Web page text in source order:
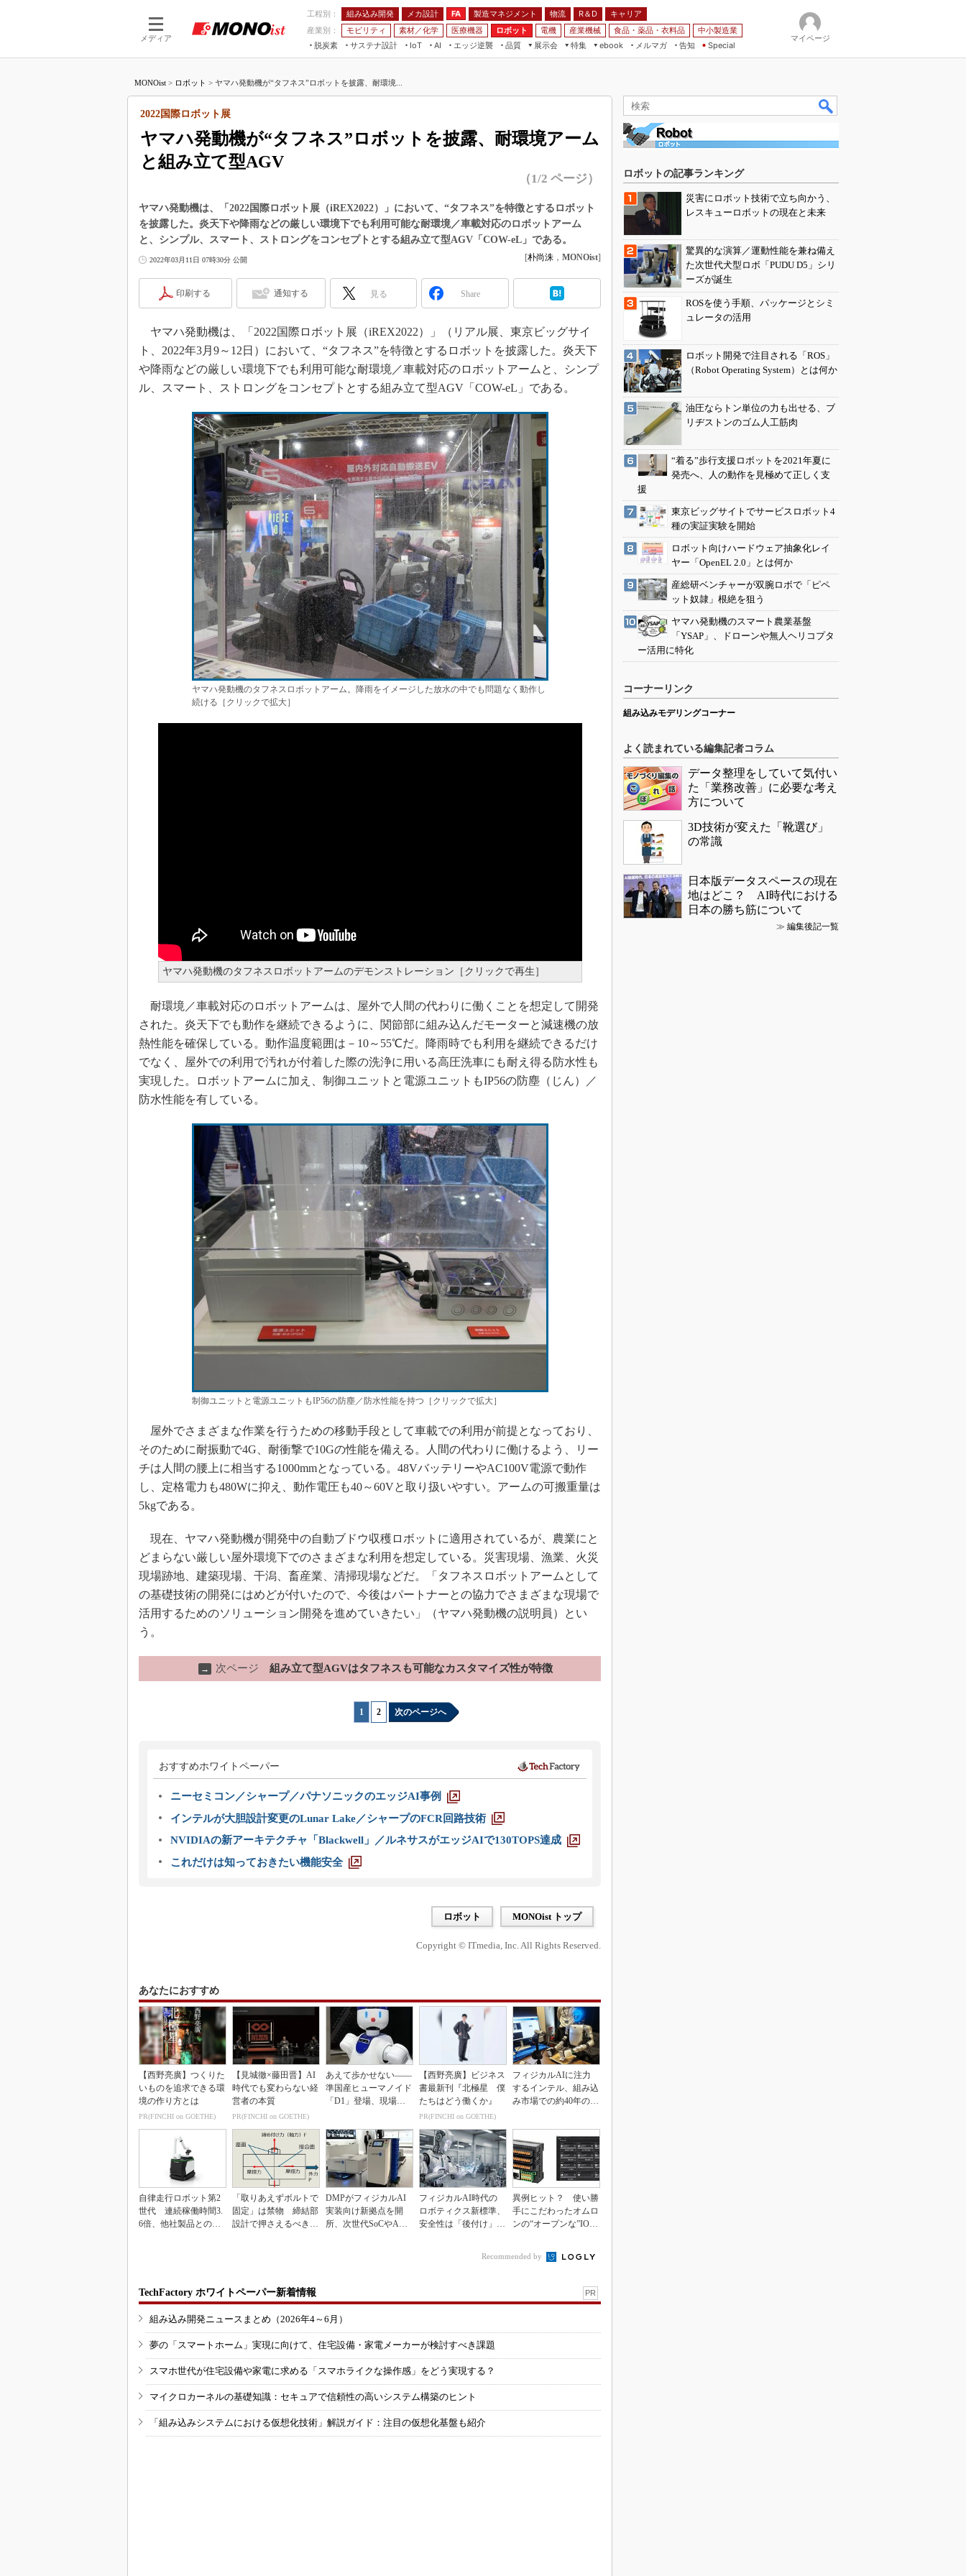
メディア
工程別： 組み込み開発 メカ設計 FA 製造マネジメント 物流 R＆D
キャリア
産業別：
モビリティ 素材／化学 医療機器 ロボット 電機 産業機械 食品・薬品・衣料品
中小製造業
脱炭素
サステナ設計
IoT
つながる工場
AI
AI×設備保全
エッジ逆襲 品質
展示会
JIMTOF
IIFES
TECHNO-FRONTIER
人テク展
日本ものづくりワールド
産業オープンネット展
特集
VR／AR
フィールドサービス
組み込みモデリング
Windows Embedded
3Dプリンタ
デジタルツインとCAE
S＆OP
インダストリー4.0
イノベーション
製造業ビッグデータ
メイドインジャパン
植物工場
知財マネジメント
海外生産
グローバル設計・開発
制御セキュリティ
新型コロナへの対応
ebook
FA
メルマガ
告知 Special
マイページ
MONOist > ロボット > ヤマハ発動機が“タフネス”ロボットを披露、耐環境...
ヤマハ発動機が“タフネス”ロボットを披露、耐環境アーム
と組み立て型AGV
2022国際ロボット展
（1/2 ページ）
ヤマハ発動機は、「2022国際ロボット展（iREX2022）」において、“タフネス”を特徴とするロボット
を披露した。炎天下や降雨などの厳しい環境下でも利用可能な耐環境／車載対応のロボットアーム
と、シンプル、スマート、ストロングをコンセプトとする組み立て型AGV「COW-eL」である。
2022年03月11日 07時30分 公開 [朴尚洙 ， MONOist]
印刷する 通知する 見る Share
ヤマハ発動機は、「2022国際ロボット展（iREX2022）」（リアル展、東京ビッグサイ
ト、2022年3月9～12日）において、“タフネス”を特徴とするロボットを披露した。炎天下
や降雨などの厳しい環境下でも利用可能な耐環境／車載対応のロボットアームと、シンプ
ル、スマート、ストロングをコンセプトとする組み立て型AGV「COW-eL」である。
ヤマハ発動機のタフネスロボットアーム。降雨をイメージした放水の中でも問題なく動作し
続ける［クリックで拡大］
ヤマハ発動機のタフネスロボットアームのデモンストレーション［クリックで再生］
耐環境／車載対応のロボットアームは、屋外で人間の代わりに働くことを想定して開発
された。炎天下でも動作を継続できるように、関節部に組み込んだモーターと減速機の放
熱性能を確保している。動作温度範囲は－10～55℃だ。降雨時でも利用を継続できるだけ
でなく、屋外での利用で汚れが付着した際の洗浄に用いる高圧洗車にも耐え得る防水性も
実現した。ロボットアームに加え、制御ユニットと電源ユニットもIP56の防塵（じん）／
防水性能を有している。
制御ユニットと電源ユニットもIP56の防塵／防水性能を持つ［クリックで拡大］
屋外でさまざまな作業を行うための移動手段として車載での利用が前提となっており、
そのために耐振動で4G、耐衝撃で10Gの性能を備える。人間の代わりに働けるよう、リー
チは人間の腰上に相当する1000mmとなっている。48VバッテリーやAC100V電源で動作
し、定格電力も480Wに抑え、動作電圧も40～60Vと取り扱いやすい。アームの可搬重量は
5kgである。
現在、ヤマハ発動機が開発中の自動ブドウ収穫ロボットに適用されているが、農業にと
どまらない厳しい屋外環境下でのさまざまな利用を想定している。災害現場、漁業、火災
現場跡地、建築現場、干潟、畜産業、清掃現場などだ。「タフネスロボットアームとして
の基礎技術の開発にはめどが付いたので、今後はパートナーとの協力でさまざまな現場で
活用するためのソリューション開発を進めていきたい」（ヤマハ発動機の説明員）とい
う。
→ 次ページ 組み立て型AGVはタフネスも可能なカスタマイズ性が特徴
1 2 次のページへ
おすすめホワイトペーパー
ニーセミコン／シャープ／パナソニックのエッジAI事例
インテルが大胆設計変更のLunar Lake／シャープのFCR回路技術
NVIDIAの新アーキテクチャ「Blackwell」／ルネサスがエッジAIで130TOPS達成
これだけは知っておきたい機能安全
ロボット MONOist トップ
Copyright © ITmedia, Inc. All Rights Reserved.
あなたにおすすめ
【西野亮廣】つくりた
いものを追求できる環
境の作り方とは
PR(FINCHI on GOETHE)
【見城徹×藤田晋】AI
時代でも変わらない経
営者の本質
PR(FINCHI on GOETHE)
あえて歩かせない――
準国産ヒューマノイド
「D1」登場、現場稼
【西野亮廣】ビジネス
書最新刊『北極星 僕
たちはどう働くか』
PR(FINCHI on GOETHE)
フィジカルAIに注力
するインテル、組み込
み市場での約40年の実
自律走行ロボット第2
世代 連続稼働時間3.
6倍、他社製品との連
「取りあえずボルトで
固定」は禁物 締結部
設計で押さえるべき基
DMPがフィジカルAI
実装向け新拠点を開
所、次世代SoCやAM
フィジカルAI時代の
ロボティクス新標準、
安全性は「後付け」で
異例ヒット？ 使い勝
手にこだわったオムロ
ンの“オープンな”IO-L
Recommended by
TechFactory ホワイトペーパー新着情報 PR
組み込み開発ニュースまとめ（2026年4～6月）
夢の「スマートホーム」実現に向けて、住宅設備・家電メーカーが検討すべき課題
スマホ世代が住宅設備や家電に求める「スマホライクな操作感」をどう実現する？
マイクロカーネルの基礎知識：セキュアで信頼性の高いシステム構築のヒント
「組み込みシステムにおける仮想化技術」解説ガイド：注目の仮想化基盤も紹介
ロボットの記事ランキング
災害にロボット技術で立ち向かう、
レスキューロボットの現在と未来
驚異的な演算／運動性能を兼ね備え
た次世代犬型ロボ「PUDU D5」シリ
ーズが誕生
ROSを使う手順、パッケージとシミ
ュレータの活用
ロボット開発で注目される「ROS」
（Robot Operating System）とは何か
油圧ならトン単位の力も出せる、ブ
リヂストンのゴム人工筋肉
“着る”歩行支援ロボットを2021年夏に
発売へ、人の動作を見極めて正しく支
援
東京ビッグサイトでサービスロボット4
種の実証実験を開始
ロボット向けハードウェア抽象化レイ
ヤー「OpenEL 2.0」とは何か
産総研ベンチャーが双腕ロボで「ピペ
ット奴隷」根絶を狙う
ヤマハ発動機のスマート農業基盤
「YSAP」、ドローンや無人ヘリコプタ
ー活用に特化
コーナーリンク
組み込みモデリングコーナー
よく読まれている編集記者コラム
データ整理をしていて気付い
た「業務改善」に必要な考え
方について
3D技術が変えた「靴選び」
の常識
日本版データスペースの現在
地はどこ？ AI時代における
日本の勝ち筋について
≫ 編集後記一覧